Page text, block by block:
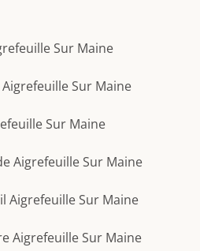
Sur Maine
Sur Maine
Sur Maine
Aigrefeuille Sur Maine
Aigrefeuille Sur Maine
Aigrefeuille Sur Maine